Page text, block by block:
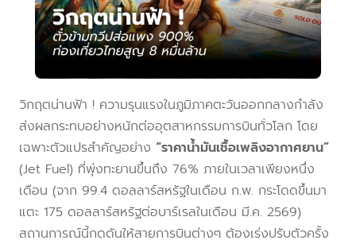
วิกฤตน่านฟ้า ! ความรุนแรงในภูมิภาคตะวันออกกลางกำลัง
ส่งผลกระทบอย่างหนักต่ออุตสาหกรรมการบินทั่วโลก โดย
เฉพาะตัวแปรสำคัญอย่าง “ราคาน้ำมันเชื้อเพลิงอากาศยาน”
(Jet Fuel) ที่พุ่งทะยานขึ้นถึง 76% ภายในเวลาเพียงหนึ่ง
เดือน (จาก 99.4 ดอลลาร์สหรัฐในเดือน ก.พ. กระโดดขึ้นมา
แตะ 175 ดอลลาร์สหรัฐต่อบาร์เรลในเดือน มี.ค. 2569)
สถานการณ์นี้กดดันให้สายการบินต่างๆ ต้องเร่งปรับตัวครั้ง